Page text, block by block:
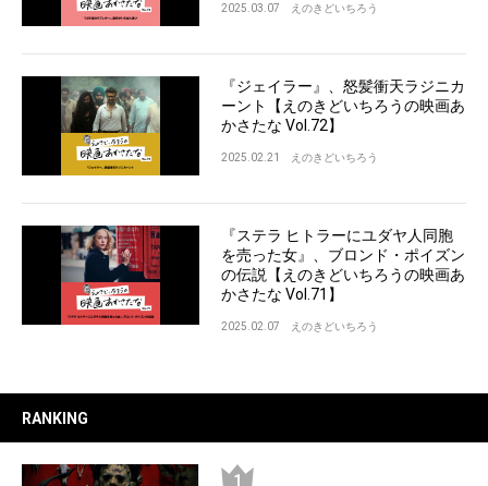
2025.03.07 えのきどいちろう
『ジェイラー』、怒髪衝天ラジニカ
ーント【えのきどいちろうの映画あ
かさたな Vol.72】
2025.02.21 えのきどいちろう
『ステラ ヒトラーにユダヤ人同胞
を売った女』、ブロンド・ポイズン
の伝説【えのきどいちろうの映画あ
かさたな Vol.71】
2025.02.07 えのきどいちろう
RANKING